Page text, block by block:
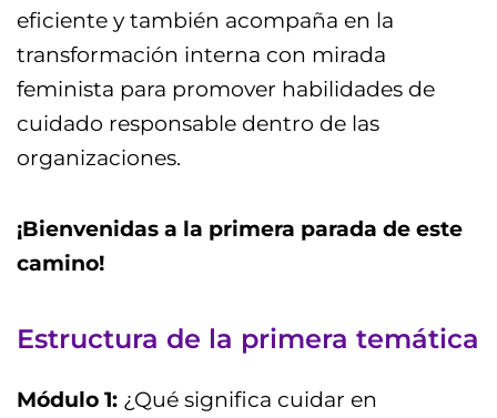
eficiente y también acompaña en la
transformación interna con mirada
feminista para promover habilidades de
cuidado responsable dentro de las
organizaciones.
¡Bienvenidas a la primera parada de este
camino!
Estructura de la primera temática
Módulo 1: ¿Qué significa cuidar en